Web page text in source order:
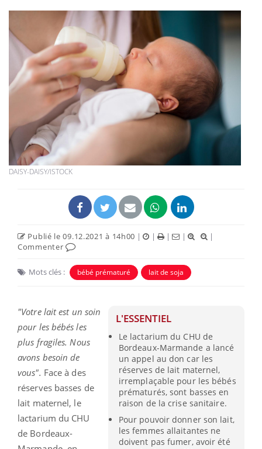
DAISY-DAISY/ISTOCK
Publié le 09.12.2021 à 14h00 | | | |
|
Commenter
Mots clés : bébé prématuré lait de soja
L'ESSENTIEL
Le lactarium du CHU de
Bordeaux-Marmande a lancé
un appel au don car les
réserves de lait maternel,
irremplaçable pour les bébés
prématurés, sont basses en
raison de la crise sanitaire.
Pour pouvoir donner son lait,
les femmes allaitantes ne
doivent pas fumer, avoir été
"Votre lait est un soin
pour les bébés les
plus fragiles. Nous
avons besoin de
vous". Face à des
réserves basses de
lait maternel, le
lactarium du CHU
de Bordeaux-